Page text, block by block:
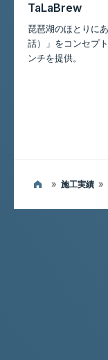
TaLaBrew
琵琶湖のほとりに
話）」をコンセプ
ンチを提供。
» 施工実績 »